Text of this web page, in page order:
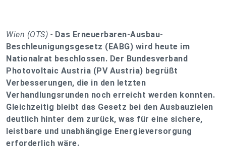
Wien (OTS) - Das Erneuerbaren-Ausbau-
Beschleunigungsgesetz (EABG) wird heute im
Nationalrat beschlossen. Der Bundesverband
Photovoltaic Austria (PV Austria) begrüßt
Verbesserungen, die in den letzten
Verhandlungsrunden noch erreicht werden konnten.
Gleichzeitig bleibt das Gesetz bei den Ausbauzielen
deutlich hinter dem zurück, was für eine sichere,
leistbare und unabhängige Energieversorgung
erforderlich wäre.